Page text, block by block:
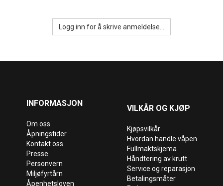
Logg inn for å skrive anmeldelse...
INFORMASJON
Om oss
Åpningstider
Kontakt oss
Presse
Personvern
Miljøfyrtårn
Åpenhetsloven
VILKÅR OG KJØP
Kjøpsvilkår
Hvordan handle våpen
Fullmaktskjema
Håndtering av krutt
Service og reparasjon
Betalingsmåter